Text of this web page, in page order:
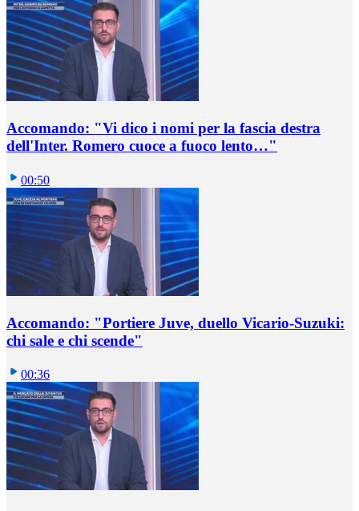
Accomando: "Vi dico i nomi per la fascia destra
dell'Inter. Romero cuoce a fuoco lento…"
00:50
Accomando: "Portiere Juve, duello Vicario-Suzuki:
chi sale e chi scende"
00:36